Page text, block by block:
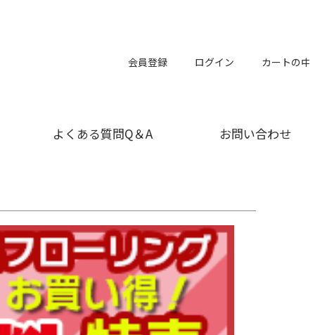
会員登録 ログイン カートの中
よくある質問Q＆A お問い合わせ